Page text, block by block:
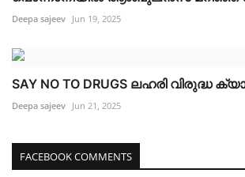
Deepa sajeev Jun 19, 2025
SAY NO TO DRUGS ലഹരി വിരുദ്ധ
Deepa sajeev Jun 21, 2025
FACEBOOK COMMENTS